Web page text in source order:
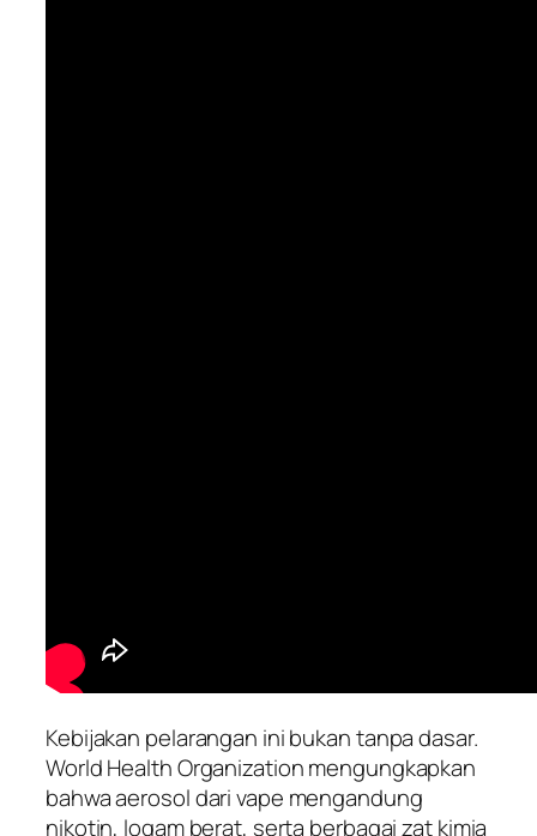
Kebijakan pelarangan ini bukan tanpa dasar.
World Health Organization mengungkapkan
bahwa aerosol dari vape mengandung
nikotin, logam berat, serta berbagai zat kimia